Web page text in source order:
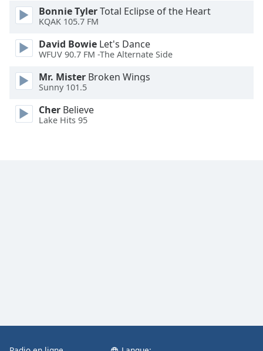
Font
Size
Text
Edge
Bonnie TylerTotal Eclipse of the Heart
KQAK 105.7 FM
David Bowie Let's Dance
WFUV 90.7 FM -The Alternate Side
Mr. Mister Broken Wings
Sunny 101.5
Cher Believe
Lake Hits 95